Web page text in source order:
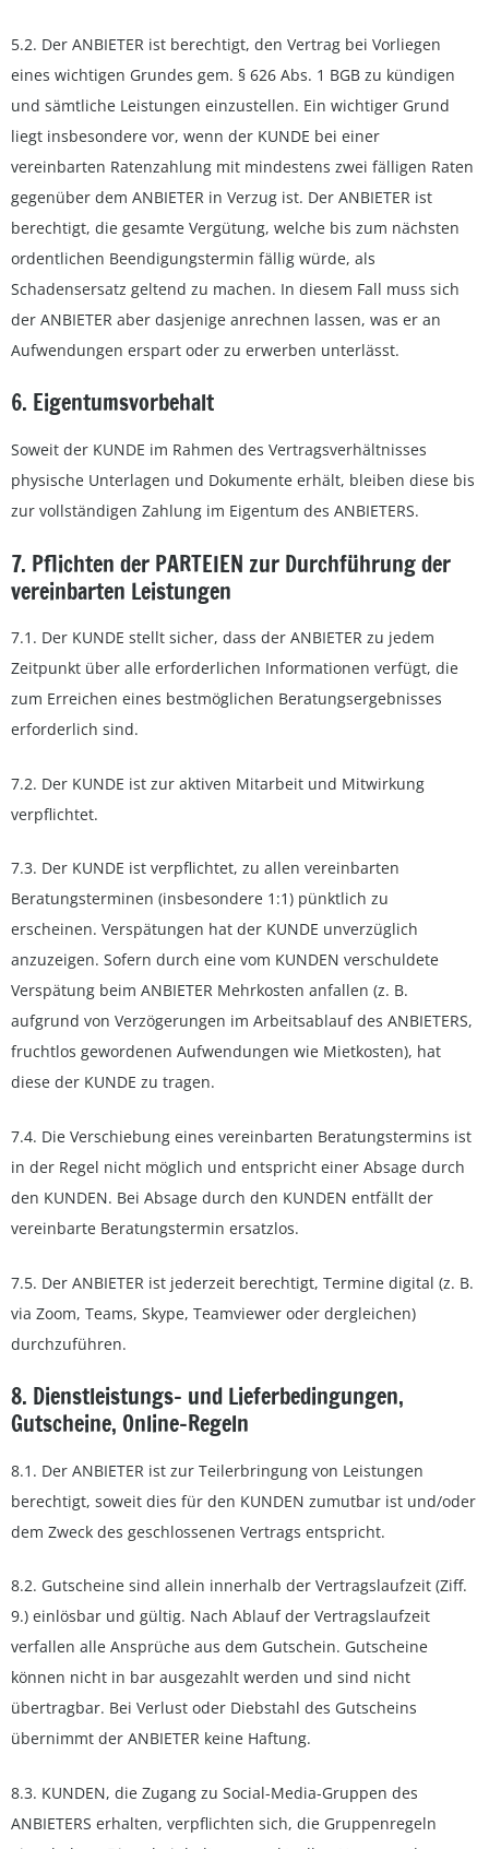
5.2. Der ANBIETER ist berechtigt, den Vertrag bei Vorliegen
eines wichtigen Grundes gem. § 626 Abs. 1 BGB zu kündigen
und sämtliche Leistungen einzustellen. Ein wichtiger Grund
liegt insbesondere vor, wenn der KUNDE bei einer
vereinbarten Ratenzahlung mit mindestens zwei fälligen Raten
gegenüber dem ANBIETER in Verzug ist. Der ANBIETER ist
berechtigt, die gesamte Vergütung, welche bis zum nächsten
ordentlichen Beendigungstermin fällig würde, als
Schadensersatz geltend zu machen. In diesem Fall muss sich
der ANBIETER aber dasjenige anrechnen lassen, was er an
Aufwendungen erspart oder zu erwerben unterlässt.
6. Eigentumsvorbehalt
Soweit der KUNDE im Rahmen des Vertragsverhältnisses
physische Unterlagen und Dokumente erhält, bleiben diese bis
zur vollständigen Zahlung im Eigentum des ANBIETERS.
7. Pflichten der PARTEIEN zur Durchführung der
vereinbarten Leistungen
7.1. Der KUNDE stellt sicher, dass der ANBIETER zu jedem
Zeitpunkt über alle erforderlichen Informationen verfügt, die
zum Erreichen eines bestmöglichen Beratungsergebnisses
erforderlich sind.
7.2. Der KUNDE ist zur aktiven Mitarbeit und Mitwirkung
verpflichtet.
7.3. Der KUNDE ist verpflichtet, zu allen vereinbarten
Beratungsterminen (insbesondere 1:1) pünktlich zu
erscheinen. Verspätungen hat der KUNDE unverzüglich
anzuzeigen. Sofern durch eine vom KUNDEN verschuldete
Verspätung beim ANBIETER Mehrkosten anfallen (z. B.
aufgrund von Verzögerungen im Arbeitsablauf des ANBIETERS,
fruchtlos gewordenen Aufwendungen wie Mietkosten), hat
diese der KUNDE zu tragen.
7.4. Die Verschiebung eines vereinbarten Beratungstermins ist
in der Regel nicht möglich und entspricht einer Absage durch
den KUNDEN. Bei Absage durch den KUNDEN entfällt der
vereinbarte Beratungstermin ersatzlos.
7.5. Der ANBIETER ist jederzeit berechtigt, Termine digital (z. B.
via Zoom, Teams, Skype, Teamviewer oder dergleichen)
durchzuführen.
8. Dienstleistungs- und Lieferbedingungen,
Gutscheine, Online-Regeln
8.1. Der ANBIETER ist zur Teilerbringung von Leistungen
berechtigt, soweit dies für den KUNDEN zumutbar ist und/oder
dem Zweck des geschlossenen Vertrags entspricht.
8.2. Gutscheine sind allein innerhalb der Vertragslaufzeit (Ziff.
9.) einlösbar und gültig. Nach Ablauf der Vertragslaufzeit
verfallen alle Ansprüche aus dem Gutschein. Gutscheine
können nicht in bar ausgezahlt werden und sind nicht
übertragbar. Bei Verlust oder Diebstahl des Gutscheins
übernimmt der ANBIETER keine Haftung.
8.3. KUNDEN, die Zugang zu Social-Media-Gruppen des
ANBIETERS erhalten, verpflichten sich, die Gruppenregeln